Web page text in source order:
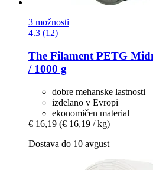
3 možnosti
4.3 (12)
The Filament PETG
/ 1000 g
dobre mehanske lastnosti
izdelano v Evropi
ekonomičen material
€ 16,19 (€ 16,19 / kg)
Dostava do 10 avgust